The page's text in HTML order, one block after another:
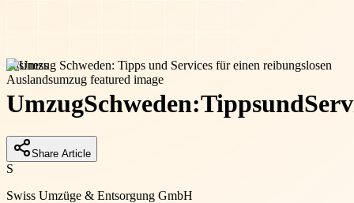
business
UmzugSchweden:Tippsund
Share Article
S
Swiss Umzüge & Entsorgung GmbH